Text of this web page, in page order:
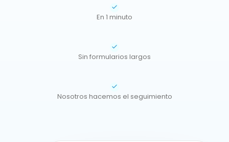
En 1 minuto
Sin formularios largos
Nosotros hacemos el seguimiento